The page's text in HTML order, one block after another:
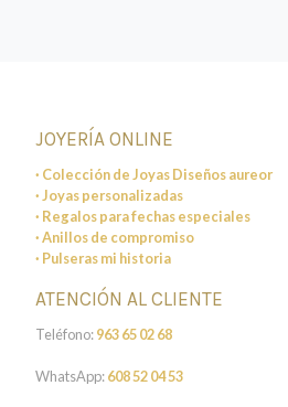
JOYERÍA ONLINE
· Colección de Joyas Diseños aureor
· Joyas personalizadas
· Regalos para fechas especiales
· Anillos de compromiso
· Pulseras mi historia
ATENCIÓN AL CLIENTE
Teléfono:963 65 02 68
WhatsApp:608 52 04 53